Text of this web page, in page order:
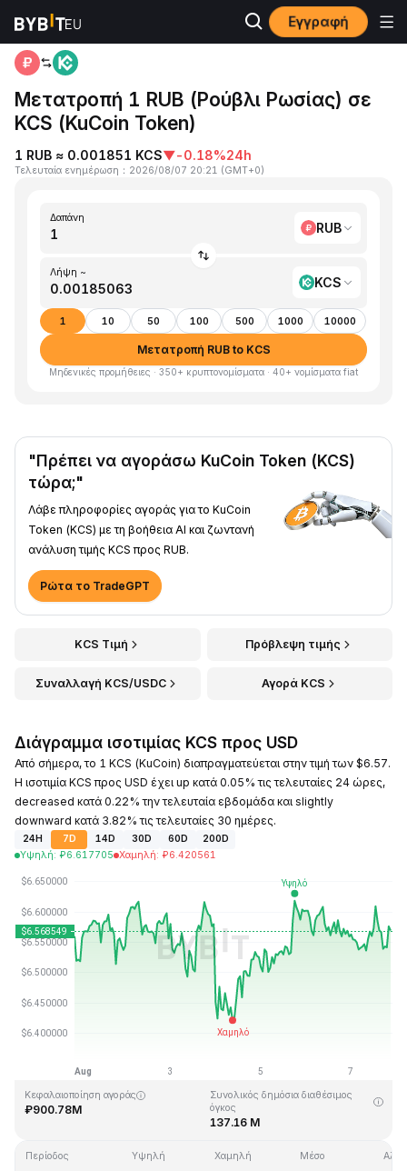
Εγγραφή
Αρχική RUB to KCS
Μετατροπή 1 RUB (Ρούβλι Ρωσίας) σε
KCS (KuCoin Token)
1 RUB ≈ 0.001851 KCS▼-0.18%24h
Τελευταία ενημέρωση ： 2026/08/07 20:21 (GMT+0)
Δαπάνη
RUB
Λήψη ~
KCS
1 10 50 100 500 1000 10000
Μετατροπή RUB to KCS
Μηδενικές προμήθειες · 350+ κρυπτονομίσματα · 40+ νομίσματα fiat
"Πρέπει να αγοράσω KuCoin Token (KCS)
τώρα;"
Λάβε πληροφορίες αγοράς για το KuCoin
Token (KCS) με τη βοήθεια AI και ζωντανή
ανάλυση τιμής KCS προς RUB.
Ρώτα το TradeGPT
KCS Τιμή Πρόβλεψη τιμής
Συναλλαγή KCS/USDC Αγορά KCS
Διάγραμμα ισοτιμίας KCS προς USD
Από σήμερα, το 1 KCS (KuCoin) διαπραγματεύεται στην τιμή των $6.57.
Η ισοτιμία KCS προς USD έχει up κατά 0.05% τις τελευταίες 24 ώρες,
decreased κατά 0.22% την τελευταία εβδομάδα και slightly
downward κατά 3.82% τις τελευταίες 30 ημέρες.
24H 7D 14D 30D 60D
200D
Υψηλή: ₽6.617705 Χαμηλή: ₽6.420561
Τελευταία ενημέρωση στις: 2026-08-07, 20:21 GMT+0
₽0.342863
Κεφαλαιοποίηση αγοράς
₽900.78M
Συνολικός δημόσια διαθέσιμος
όγκος
137.16 M
Περίοδος Υψηλή Χαμηλή Μέσο